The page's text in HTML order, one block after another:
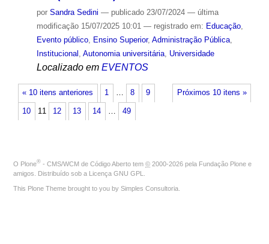
por Sandra Sedini — publicado23/07/2024 — última
modificação15/07/2025 10:01 — registrado em: Educação,
Evento público, Ensino Superior, Administração Pública,
Institucional , Autonomia universitária, Universidade
Localizado em EVENTOS
« 10 itens anteriores Próximos 10 itens »
1 … 8 9
10 11 12 13 14 … 49
O Plone® - CMS/WCM de Código Aberto tem © 2000-2026 pela Fundação Plone e
amigos. Distribuído sob a Licença GNU GPL
This Plone Theme brought to you by Simples Consultoria